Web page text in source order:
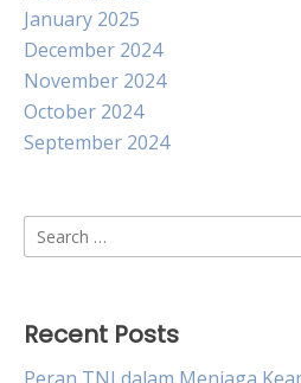
January 2025
December 2024
November 2024
October 2024
September 2024
Search
for:
Recent Posts